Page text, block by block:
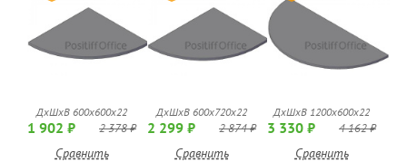
ДхШхВ 600х600х22
1 902 ₽ 2 378 ₽
Сравнить
ДхШхВ 600х720х22
2 299 ₽ 2 874 ₽
Сравнить
ДхШхВ 1200х600х22
3 330 ₽ 4 162 ₽
Сравнить